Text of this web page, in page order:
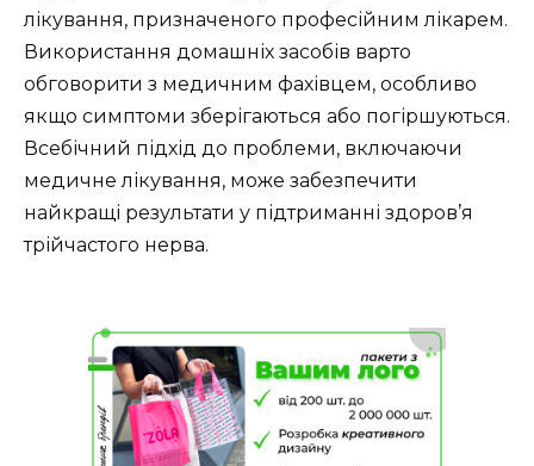
лікування, призначеного професійним лікарем.
Використання домашніх засобів варто
обговорити з медичним фахівцем, особливо
якщо симптоми зберігаються або погіршуються.
Всебічний підхід до проблеми, включаючи
медичне лікування, може забезпечити
найкращі результати у підтриманні здоров’я
трійчастого нерва.